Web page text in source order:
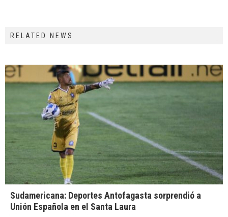
RELATED NEWS
Sudamericana: Deportes Antofagasta sorprendió a
Unión Española en el Santa Laura